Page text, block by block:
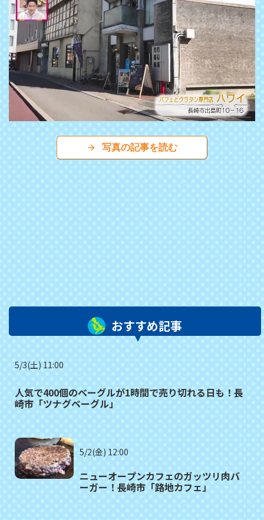
写真の記事を読む
おすすめ記事
5/3(土) 11:00
人気で400個のベーグルが1時間で売り切れる日も！長
崎市「ツナグベーグル」
5/2(金) 12:00
ニューオープンカフェのガッツリ肉バ
ーガー！長崎市「路地カフェ」